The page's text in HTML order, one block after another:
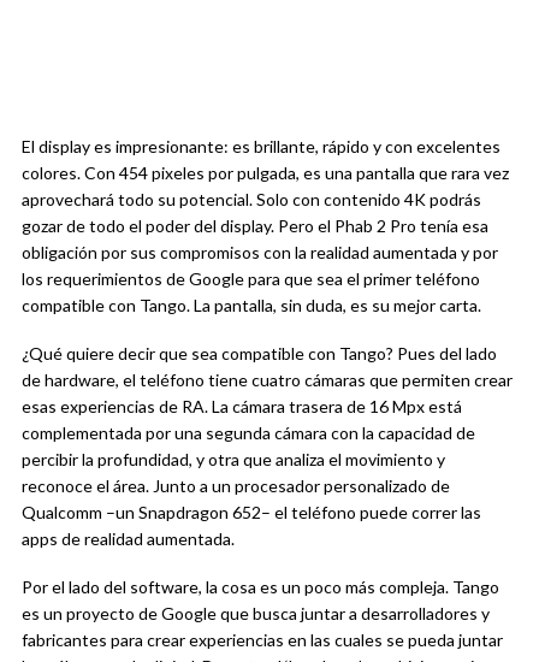
El display es impresionante: es brillante, rápido y con excelentes
colores. Con 454 pixeles por pulgada, es una pantalla que rara vez
aprovechará todo su potencial. Solo con contenido 4K podrás
gozar de todo el poder del display. Pero el Phab 2 Pro tenía esa
obligación por sus compromisos con la realidad aumentada y por
los requerimientos de Google para que sea el primer teléfono
compatible con Tango. La pantalla, sin duda, es su mejor carta.
¿Qué quiere decir que sea compatible con Tango? Pues del lado
de hardware, el teléfono tiene cuatro cámaras que permiten crear
esas experiencias de RA. La cámara trasera de 16 Mpx está
complementada por una segunda cámara con la capacidad de
percibir la profundidad, y otra que analiza el movimiento y
reconoce el área. Junto a un procesador personalizado de
Qualcomm –un Snapdragon 652– el teléfono puede correr las
apps de realidad aumentada.
Por el lado del software, la cosa es un poco más compleja. Tango
es un proyecto de Google que busca juntar a desarrolladores y
fabricantes para crear experiencias en las cuales se pueda juntar